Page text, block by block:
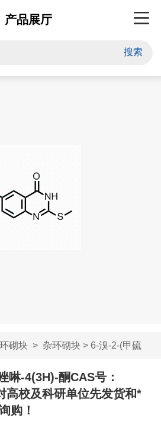
产品展厅
搜索
砌块> 杂环砌块> 6-溴-2-(甲硫
啉-4(3H)-酮CAS号：
高校及科研单位先发货和*
购！